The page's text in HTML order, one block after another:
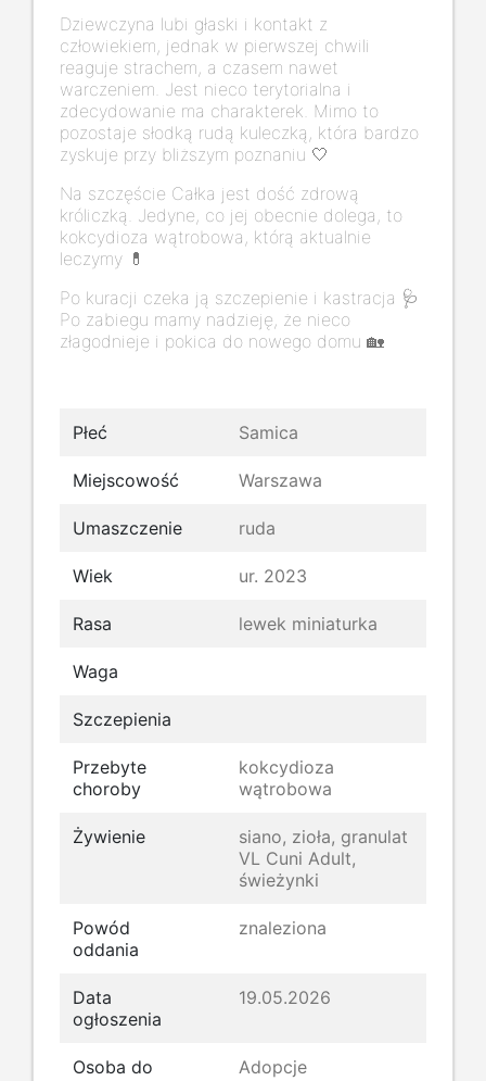
Dziewczyna lubi głaski i kontakt z
człowiekiem, jednak w pierwszej chwili
reaguje strachem, a czasem nawet
warczeniem. Jest nieco terytorialna i
zdecydowanie ma charakterek. Mimo to
pozostaje słodką rudą kuleczką, która bardzo
zyskuje przy bliższym poznaniu 🤍
Na szczęście Całka jest dość zdrową
króliczką. Jedyne, co jej obecnie dolega, to
kokcydioza wątrobowa, którą aktualnie
leczymy 💊
Po kuracji czeka ją szczepienie i kastracja 🩺
Po zabiegu mamy nadzieję, że nieco
złagodnieje i pokica do nowego domu 🏡
Płeć Samica
Miejscowość Warszawa
Umaszczenie ruda
Wiek ur. 2023
Rasa lewek miniaturka
Waga
Szczepienia
Przebyte
choroby
kokcydioza
wątrobowa
Żywienie
siano, zioła, granulat
VL Cuni Adult,
świeżynki
Powód
oddania
znaleziona
Data
ogłoszenia
19.05.2026
Osoba do
Adopcje